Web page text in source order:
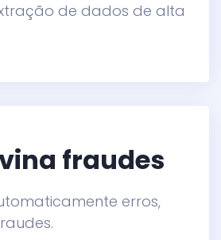
de dados de alta
fraudes
erros,